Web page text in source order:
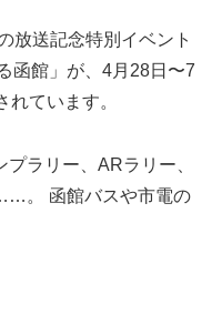
放送記念特別イベント
函館」が、4月28日〜7
ています。
ラリー、ARラリー、
。 函館バスや市電の